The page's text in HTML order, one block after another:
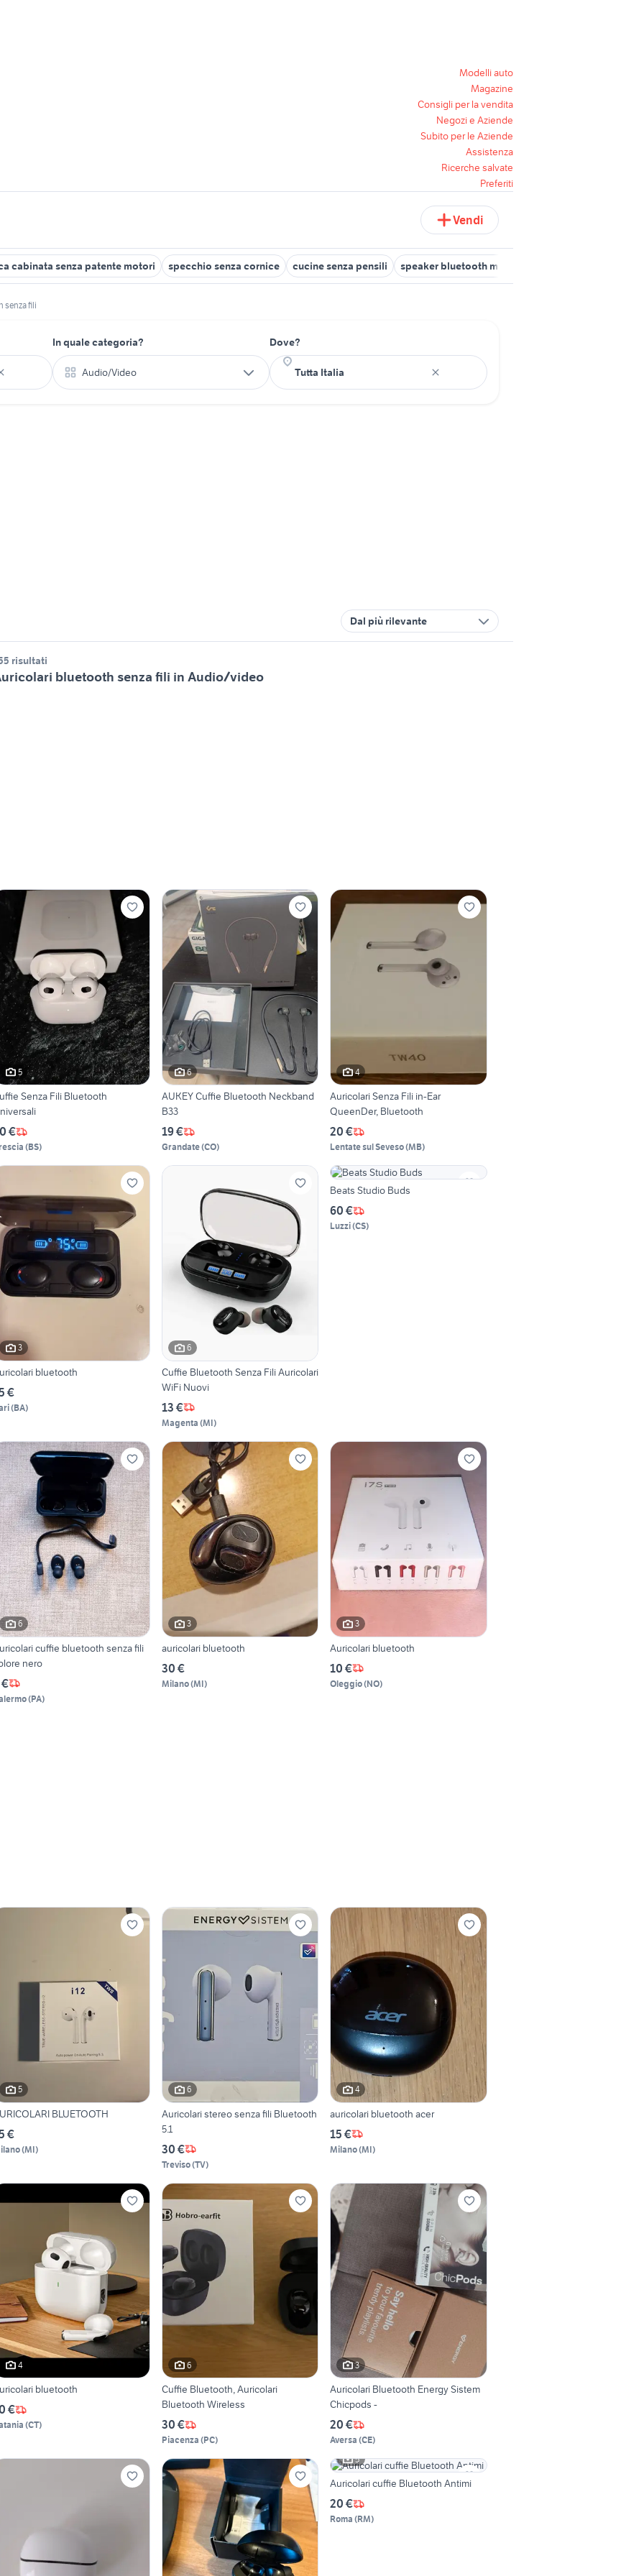
Modelli auto
Magazine
Consigli per la vendita
Negozi e Aziende
Subito per le Aziende
Assistenza
Ricerche salvate
Preferiti
Vendi
cabinata senza patente motori specchio senza cornice cucine senza pensili speaker bluetooth momo design
senza fili
In quale categoria?
Audio/Video
Dove?
Dal più rilevante
risultati
bluetooth senza fili in Audio/video
5
Senza Fili Bluetooth
€
(BS)
6
AUKEY Cuffie Bluetooth Neckband
B33
19 €
Grandate(CO)
4
Auricolari Senza Fili in-Ear
QueenDer, Bluetooth
20 €
Lentate sul Seveso(MB)
3
bluetooth
€
(BA)
6
Cuffie Bluetooth Senza Fili Auricolari
WiFi Nuovi
13 €
Magenta (MI)
Beats Studio Buds
60 €
Luzzi(CS)
6
cuffie bluetooth senza fili
nero
(PA)
3
auricolari bluetooth
30 €
Milano(MI)
3
Auricolari bluetooth
10 €
Oleggio(NO)
5
BLUETOOTH
€
(MI)
6
Auricolari stereo senza fili Bluetooth
5.1
30 €
Treviso(TV)
4
auricolari bluetooth acer
15 €
Milano(MI)
4
bluetooth
€
(CT)
6
Cuffie Bluetooth, Auricolari
Bluetooth Wireless
30 €
Piacenza (PC)
3
Auricolari Bluetooth Energy Sistem
Chicpods -
20 €
Aversa (CE)
5
Auricolari cuffie Bluetooth Antimi
20 €
Roma (RM)